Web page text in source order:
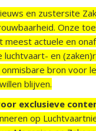
en zustersite
Onze
meest actuele en
luchtvaart- en
bron voor
blijven.
exclusieve
op